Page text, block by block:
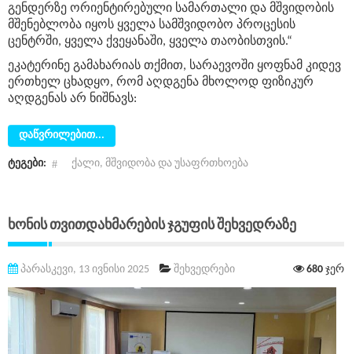
გენდერზე ორიენტირებული სამართალი და მშვიდობის
მშენებლობა იყოს ყველა სამშვიდობო პროცესის
ცენტრში, ყველა ქვეყანაში, ყველა თაობისთვის.“
ეკატერინე გამახარიას თქმით, სარაევოში ყოფნამ კიდევ
ერთხელ ცხადყო, რომ აღდგენა მხოლოდ ფიზიკურ
აღდგენას არ ნიშნავს:
დაწვრილებით...
ტეგები: ქალი, მშვიდობა და უსაფრთხოება
Ხონის Თვითდახმარების Ჯგუფის Შეხვედრაზე
პარასკევი, 13 ივნისი 2025 შეხვედრები 680 ჯერ